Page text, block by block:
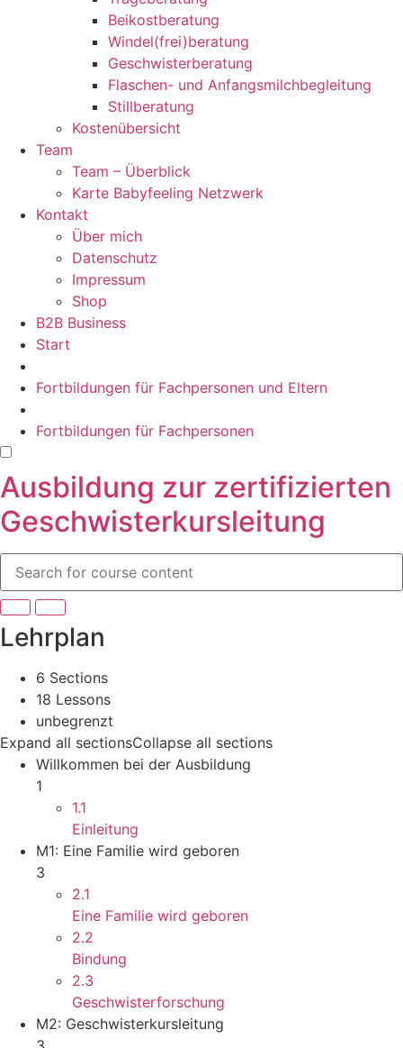
Beikostberatung
Windel(frei)beratung
Geschwisterberatung
Flaschen- und Anfangsmilchbegleitung
Stillberatung
Kostenübersicht
Team
Team – Überblick
Karte Babyfeeling Netzwerk
Kontakt
Über mich
Datenschutz
Impressum
Shop
B2B Business
Start
Fortbildungen für Fachpersonen und Eltern
Fortbildungen für Fachpersonen
Ausbildung zur zertifizierten
Geschwisterkursleitung
Lehrplan
6 Sections
18 Lessons
unbegrenzt
Expand all sectionsCollapse all sections
Willkommen bei der Ausbildung
1
1.1
Einleitung
M1: Eine Familie wird geboren
3
2.1
Eine Familie wird geboren
2.2
Bindung
2.3
Geschwisterforschung
M2: Geschwisterkursleitung